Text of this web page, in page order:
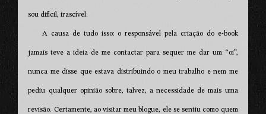
sou difícil, irascível.
A causa de tudo isso: o responsável pela criação do e-book
jamais teve a ideia de me contactar para sequer me dar um “oi”,
nunca me disse que estava distribuindo o meu trabalho e nem me
pediu qualquer opinião sobre, talvez, a necessidade de mais uma
revisão. Certamente, ao visitar meu blogue, ele se sentiu como quem